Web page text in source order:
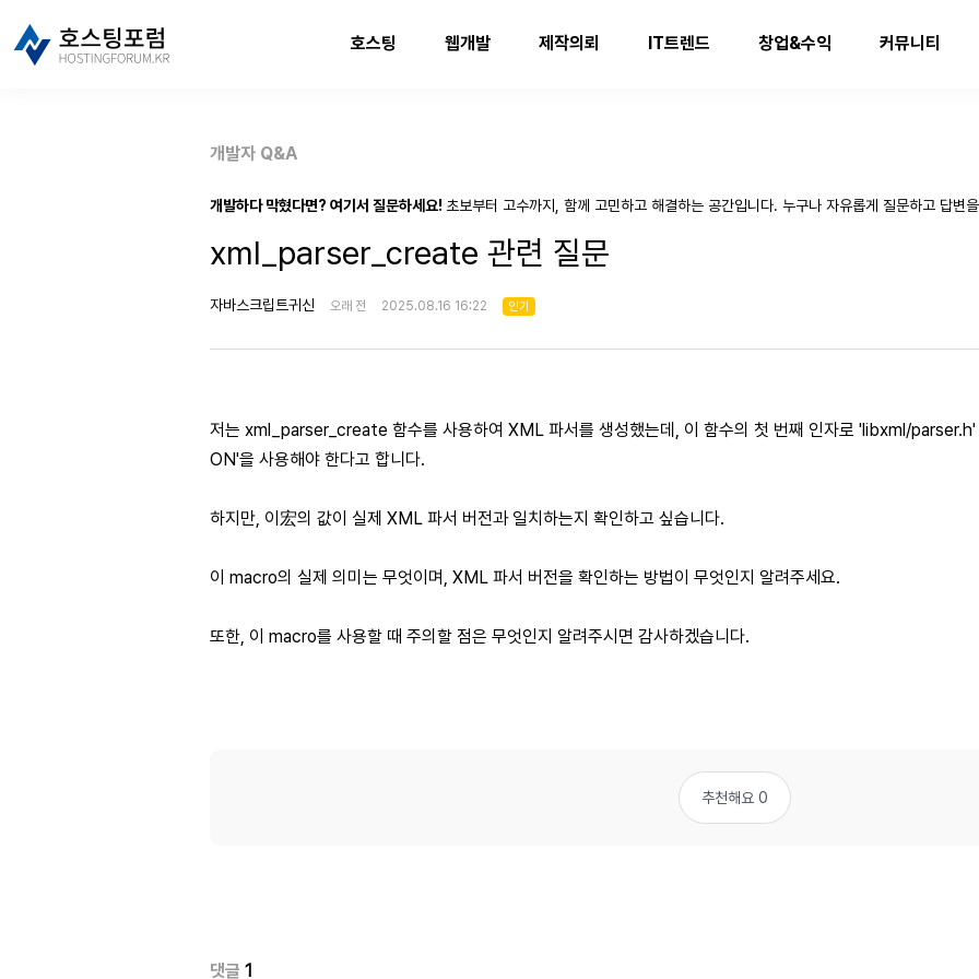
호스팅 웹개발 제작의뢰 IT트렌드 창업&수익 커뮤니티
개발자 Q&A
개발하다 막혔다면? 여기서 질문하세요! 초보부터 고수까지, 함께 고민하고 해결하는 공간입니다. 누구나 자유롭게 질문하고 답변
xml_parser_create 관련 질문
자바스크립트귀신 오래 전 2025.08.16 16:22 인기
저는 xml_parser_create 함수를 사용하여 XML 파서를 생성했는데, 이 함수의 첫 번째 인자로 'libxml/
ON'을 사용해야 한다고 합니다.
하지만, 이宏의 값이 실제 XML 파서 버전과 일치하는지 확인하고 싶습니다.
이 macro의 실제 의미는 무엇이며, XML 파서 버전을 확인하는 방법이 무엇인지 알려주세요.
또한, 이 macro를 사용할 때 주의할 점은 무엇인지 알려주시면 감사하겠습니다.
추천해요 0
댓글 1